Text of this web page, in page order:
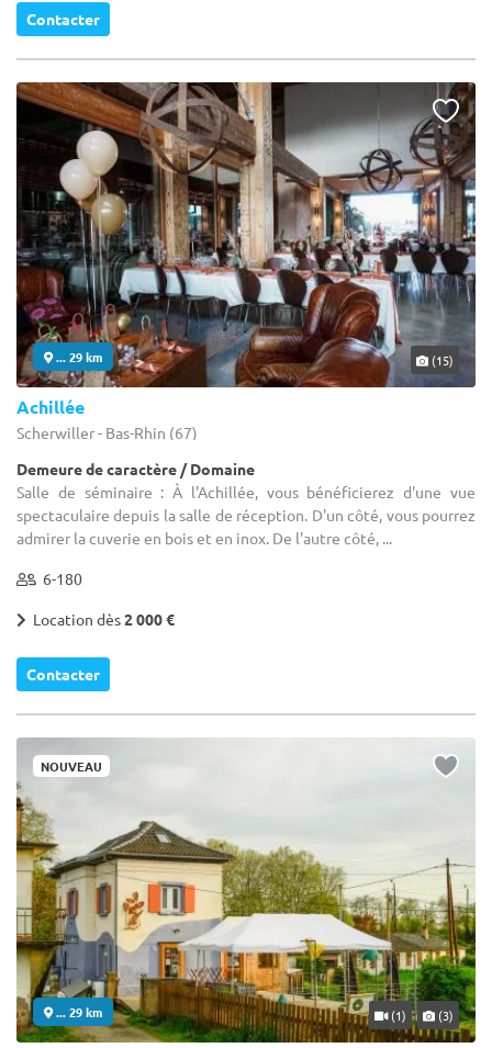
Contacter
... 29 km (15)
Achillée
Scherwiller - Bas-Rhin (67)
Demeure de caractère / Domaine
Salle de séminaire : À l'Achillée, vous bénéficierez d'une vue
spectaculaire depuis la salle de réception. D'un côté, vous pourrez
admirer la cuverie en bois et en inox. De l'autre côté, ...
6-180
Location dès2 000 €
Contacter
NOUVEAU
... 29 km (1) (3)